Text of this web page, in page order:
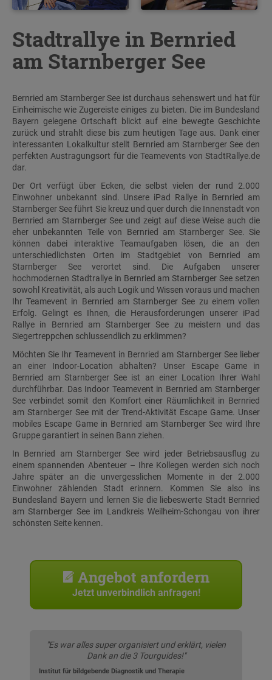
Stadtrallye in Bernried
am Starnberger See
Bernried am Starnberger See ist durchaus sehenswert und hat für
Einheimische wie Zugereiste einiges zu bieten. Die im Bundesland
Bayern gelegene Ortschaft blickt auf eine bewegte Geschichte
zurück und strahlt diese bis zum heutigen Tage aus. Dank einer
interessanten Lokalkultur stellt Bernried am Starnberger See den
perfekten Austragungsort für die Teamevents von StadtRallye.de
dar.
Der Ort verfügt über Ecken, die selbst vielen der rund 2.000
Einwohner unbekannt sind. Unsere iPad Rallye in Bernried am
Starnberger See führt Sie kreuz und quer durch die Innenstadt von
Bernried am Starnberger See und zeigt auf diese Weise auch die
eher unbekannten Teile von Bernried am Starnberger See. Sie
können dabei interaktive Teamaufgaben lösen, die an den
unterschiedlichsten Orten im Stadtgebiet von Bernried am
Starnberger See verortet sind. Die Aufgaben unserer
hochmodernen Stadtrallye in Bernried am Starnberger See setzen
sowohl Kreativität, als auch Logik und Wissen voraus und machen
Ihr Teamevent in Bernried am Starnberger See zu einem vollen
Erfolg. Gelingt es Ihnen, die Herausforderungen unserer iPad
Rallye in Bernried am Starnberger See zu meistern und das
Siegertreppchen schlussendlich zu erklimmen?
Möchten Sie Ihr Teamevent in Bernried am Starnberger See lieber
an einer Indoor-Location abhalten? Unser Escape Game in
Bernried am Starnberger See ist an einer Location Ihrer Wahl
durchführbar. Das Indoor Teamevent in Bernried am Starnberger
See verbindet somit den Komfort einer Räumlichkeit in Bernried
am Starnberger See mit der Trend-Aktivität Escape Game. Unser
mobiles Escape Game in Bernried am Starnberger See wird Ihre
Gruppe garantiert in seinen Bann ziehen.
In Bernried am Starnberger See wird jeder Betriebsausflug zu
einem spannenden Abenteuer – Ihre Kollegen werden sich noch
Jahre später an die unvergesslichen Momente in der 2.000
Einwohner zählenden Stadt erinnern. Kommen Sie also ins
Bundesland Bayern und lernen Sie die liebeswerte Stadt Bernried
am Starnberger See im Landkreis Weilheim-Schongau von ihrer
schönsten Seite kennen.
Angebot anfordern
Jetzt unverbindlich anfragen!
"Es war alles super organisiert und erklärt, vielen
Dank an die 3 Tourguides!"
Institut für bildgebende Diagnostik und Therapie